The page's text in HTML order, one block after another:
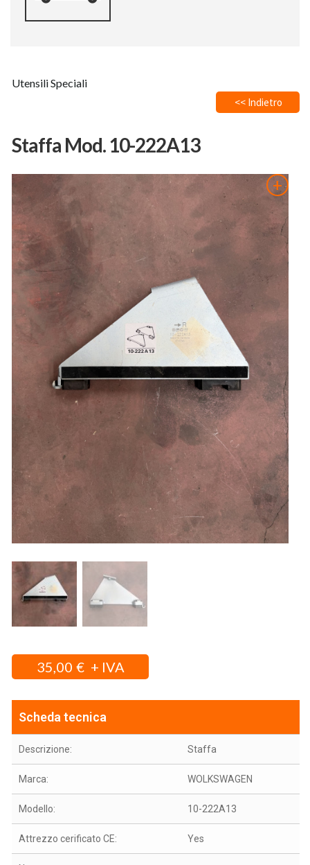
Utensili Speciali
<< Indietro
Staffa Mod. 10-222A13
35,00 €
Scheda tecnica
Descrizione: Staffa
Marca: WOLKSWAGEN
Modello: 10-222A13
Attrezzo cerificato CE: Yes